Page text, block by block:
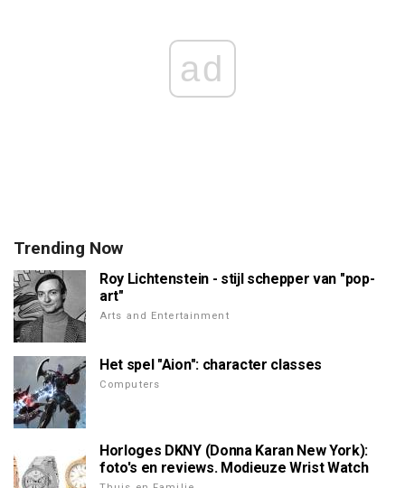
ad
Trending Now
Roy Lichtenstein - stijl schepper van "pop-
art"
Arts and Entertainment
Het spel "Aion": character classes
Computers
Horloges DKNY (Donna Karan New York):
foto's en reviews. Modieuze Wrist Watch